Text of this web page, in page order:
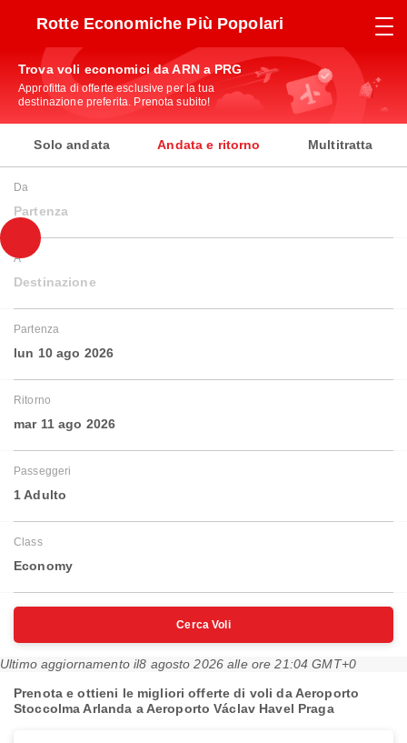
Rotte Economiche Più Popolari
Trova voli economici da ARN a PRG
Approfitta di offerte esclusive per la tua
destinazione preferita. Prenota subito!
Solo andata Andata e ritorno Multitratta
Da
Partenza
A
Destinazione
Partenza
lun 10 ago 2026
Ritorno
mar 11 ago 2026
Passeggeri
1 Adulto
Class
Economy
Cerca Voli
Ultimo aggiornamento il8 agosto 2026 alle ore 21:04 GMT+0
Prenota e ottieni le migliori offerte di voli da Aeroporto
Stoccolma Arlanda a Aeroporto Václav Havel Praga